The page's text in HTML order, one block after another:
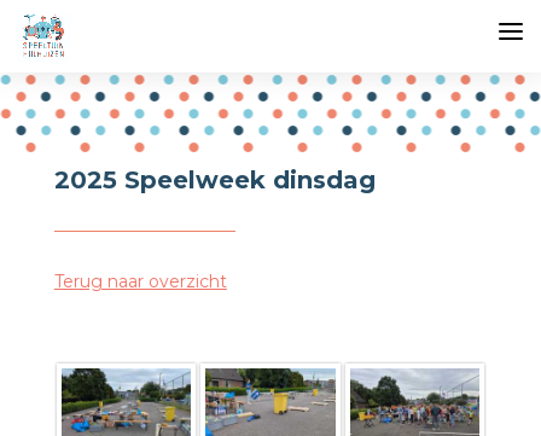
2025 Speelweek dinsdag
Terug naar overzicht